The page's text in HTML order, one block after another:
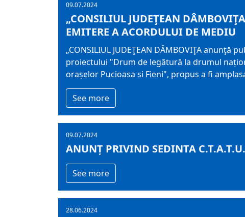
09.07.2024
„CONSILIUL JUDEŢEAN
EMITERE A ACORDULUI DE MEDIU
„CONSILIUL JUDEŢEAN DÂMBOVIŢA
proiectului "Drum de legătură la drumul
orașelor Pucioasa si Fieni", propus a fi
See more
09.07.2024
ANUNȚ PRIVIND SEDINTA
See more
28.06.2024